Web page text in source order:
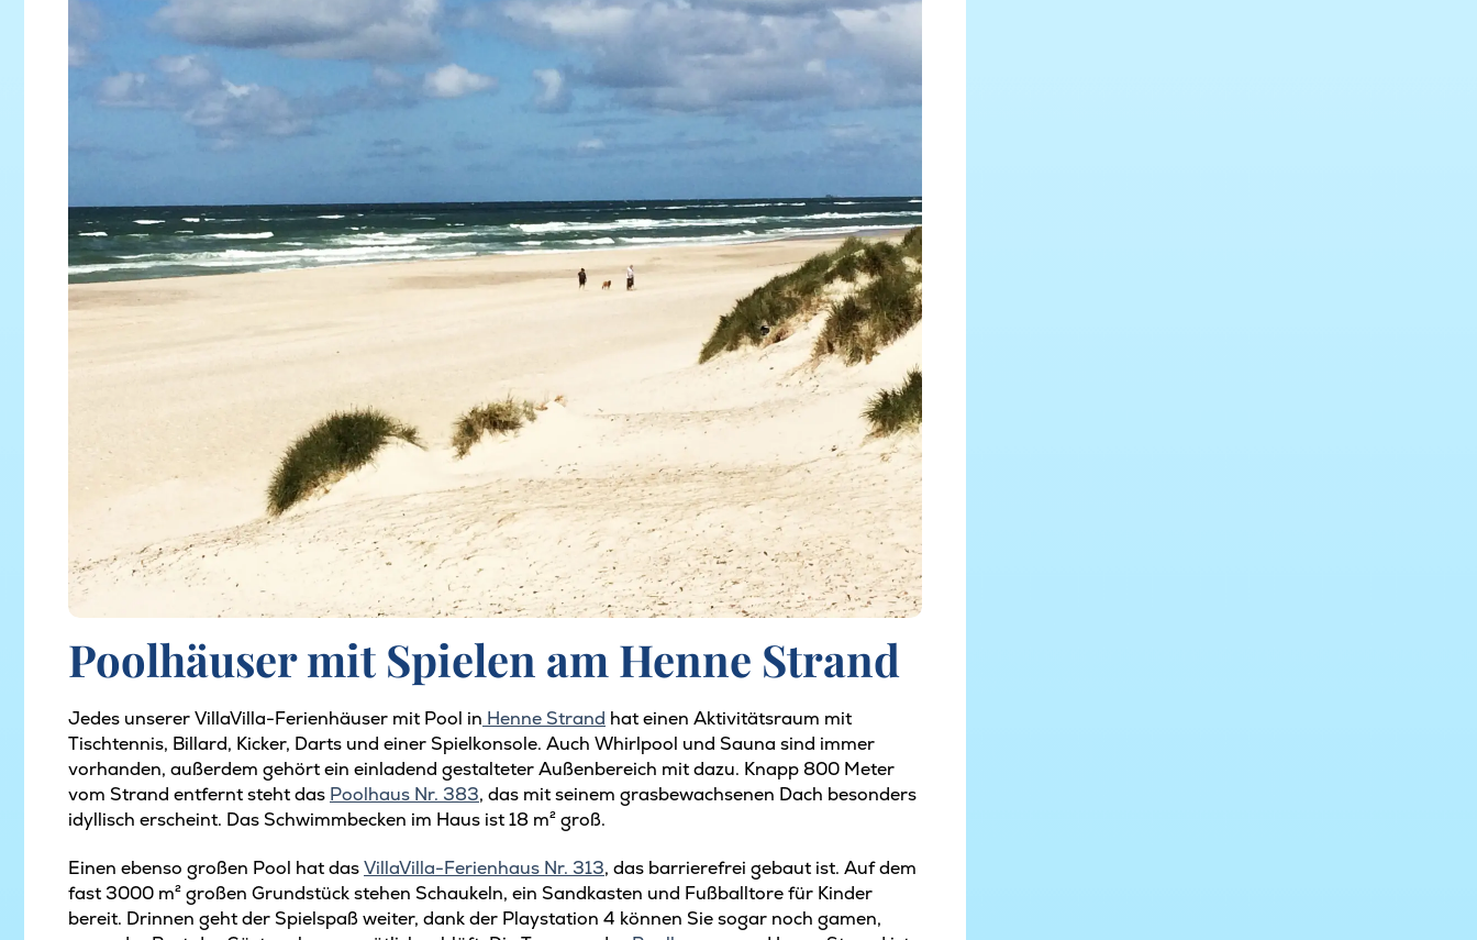
Poolhäuser mit Spielen am Henne Strand
Jedes unserer VillaVilla-Ferienhäuser mit Pool in Henne Strand hat einen Aktivitätsraum mit
Tischtennis, Billard, Kicker, Darts und einer Spielkonsole. Auch Whirlpool und Sauna sind immer
vorhanden, außerdem gehört ein einladend gestalteter Außenbereich mit dazu. Knapp 800 Meter
vom Strand entfernt steht das Poolhaus Nr. 383, das mit seinem grasbewachsenen Dach besonders
idyllisch erscheint. Das Schwimmbecken im Haus ist 18 m² groß.
Einen ebenso großen Pool hat dasVillaVilla-Ferienhaus Nr. 313, das barrierefrei gebaut ist. Auf dem
fast 3000 m² großen Grundstück stehen Schaukeln, ein Sandkasten und Fußballtore für Kinder
bereit. Drinnen geht der Spielspaß weiter, dank der Playstation 4 können Sie sogar noch gamen,